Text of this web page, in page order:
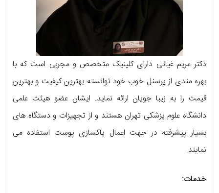
دکتر مریم غیاثی دارای کلینیک متخصص و مجربی است که با
بهره‌ مندی از پرسنل خوب خود توانسته بهترین کیفیت و بهترین
قیمت را به زیبا جویان ارائه نماید. ایشان عضو هیئت علمی
دانشگاه علوم پزشکی تهران هستند و از تجهیزات و دستگاه‌ های
بسیار پیشرفته در جهت اعمال پاکسازی پوست استفاده می‌
نمایند.
خدمات: